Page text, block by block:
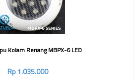
Kolam Renang MBPX-6 LED
Rp 1.035.000